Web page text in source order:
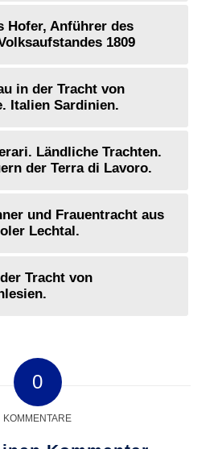
Hofer, Anführer des
1809
in der Tracht von
Italien Sardinien.
Ländliche Trachten.
der Terra di Lavoro.
und Frauentracht aus
Lechtal.
Tracht von
0
KOMMENTARE